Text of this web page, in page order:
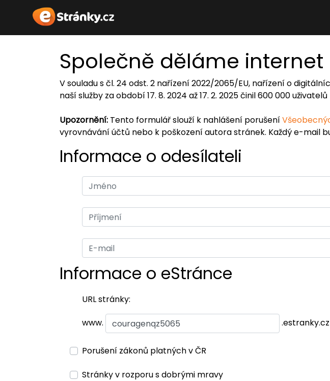
Společně děláme
V souladu s čl. 24 odst. 2 nařízení 2022/2065/EU, nařízení o
naší služby za období 17. 8. 2024 až 17. 2. 2025 činil 600 000
Upozornění: Tento formulář slouží k nahlášení porušení
vyrovnávání účtů nebo k poškození autora stránek. Každý e-mail
Informace o odesílateli
Informace o eStránce
URL stránky:
www. .estranky.cz
Porušení zákonů platných v ČR
Stránky v rozporu s dobrými mravy